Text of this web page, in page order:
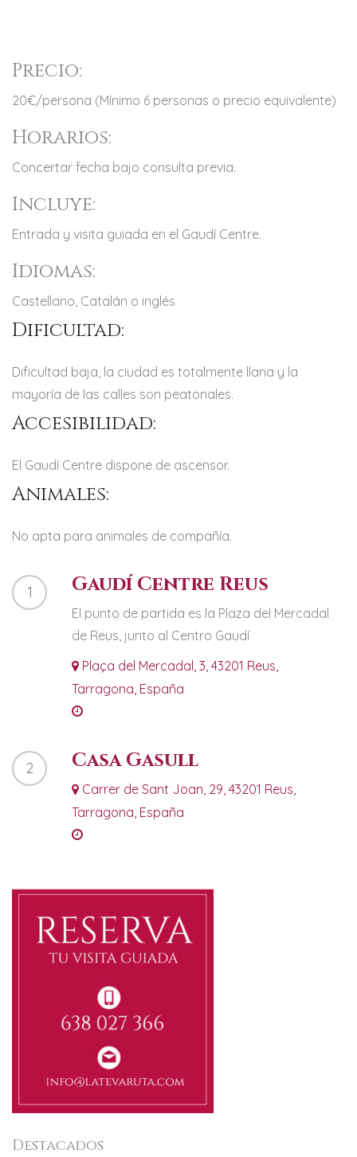
Precio:
20€/persona (Mínimo 6 personas o precio equivalente)
Horarios:
Concertar fecha bajo consulta previa.
Incluye:
Entrada y visita guiada en el Gaudí Centre.
Idiomas:
Castellano, Catalán o inglés
Dificultad:
Dificultad baja, la ciudad es totalmente llana y la
mayoría de las calles son peatonales.
Accesibilidad:
El Gaudí Centre dispone de ascensor.
Animales:
No apta para animales de compañía.
1 Gaudí Centre Reus
El punto de partida es la Plaza del Mercadal
de Reus, junto al Centro Gaudí
Plaça del Mercadal, 3, 43201 Reus,
Tarragona, España
2 Casa Gasull
Carrer de Sant Joan, 29, 43201 Reus,
Tarragona, España
Destacados